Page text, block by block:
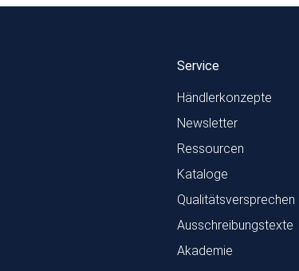
Service
Händlerkonzepte
Newsletter
Ressourcen
Kataloge
Qualitätsversprechen
Ausschreibungstexte
Akademie